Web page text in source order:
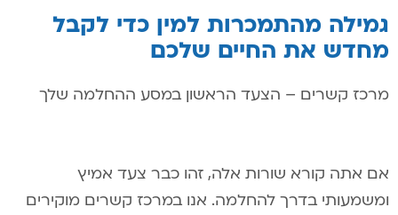
גמילה מהתמכרות למין כדי לקבל
מחדש את החיים שלכם
מרכז קשרים – הצעד הראשון במסע ההחלמה שלך
אם אתה קורא שורות אלה, זהו כבר צעד אמיץ
ומשמעותי בדרך להחלמה. אנו במרכז קשרים מוקירים